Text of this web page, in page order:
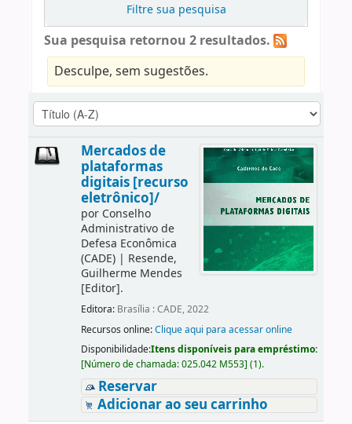
Filtre sua pesquisa
Sua pesquisa retornou 2 resultados.
Desculpe, sem sugestões.
Mercados de
plataformas
digitais [recurso
eletrônico]/
por Conselho
Administrativo de
Defesa Econômica
(CADE)| Resende,
Guilherme Mendes
[Editor].
Editora: Brasília : CADE, 2022
Recursos online:Clique aqui para acessar online
Disponibilidade:Itens disponíveis para empréstimo:
[Número de chamada:025.042 M553] (1).
Reservar
Adicionar ao seu carrinho